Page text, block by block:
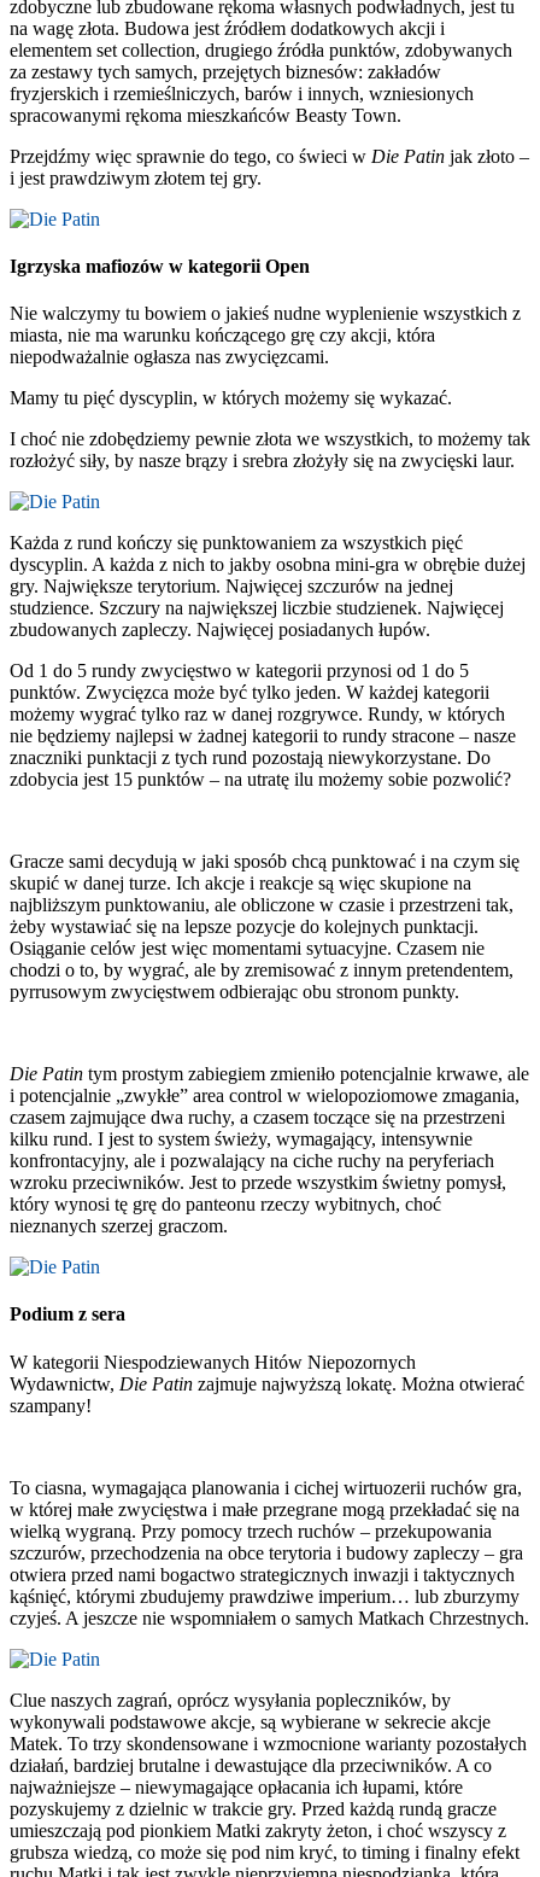
zdobyczne lub zbudowane rękoma własnych podwładnych, jest tu
na wagę złota. Budowa jest źródłem dodatkowych akcji i
elementem set collection, drugiego źródła punktów, zdobywanych
za zestawy tych samych, przejętych biznesów: zakładów
fryzjerskich i rzemieślniczych, barów i innych, wzniesionych
spracowanymi rękoma mieszkańców Beasty Town.
Przejdźmy więc sprawnie do tego, co świeci w Die Patin jak złoto –
i jest prawdziwym złotem tej gry.
Igrzyska mafiozów w kategorii Open
Nie walczymy tu bowiem o jakieś nudne wyplenienie wszystkich z
miasta, nie ma warunku kończącego grę czy akcji, która
niepodważalnie ogłasza nas zwycięzcami.
Mamy tu pięć dyscyplin, w których możemy się wykazać.
I choć nie zdobędziemy pewnie złota we wszystkich, to możemy tak
rozłożyć siły, by nasze brązy i srebra złożyły się na zwycięski laur.
Każda z rund kończy się punktowaniem za wszystkich pięć
dyscyplin. A każda z nich to jakby osobna mini-gra w obrębie dużej
gry. Największe terytorium. Najwięcej szczurów na jednej
studzience. Szczury na największej liczbie studzienek. Najwięcej
zbudowanych zapleczy. Najwięcej posiadanych łupów.
Od 1 do 5 rundy zwycięstwo w kategorii przynosi od 1 do 5
punktów. Zwycięzca może być tylko jeden. W każdej kategorii
możemy wygrać tylko raz w danej rozgrywce. Rundy, w których
nie będziemy najlepsi w żadnej kategorii to rundy stracone – nasze
znaczniki punktacji z tych rund pozostają niewykorzystane. Do
zdobycia jest 15 punktów – na utratę ilu możemy sobie pozwolić?
Gracze sami decydują w jaki sposób chcą punktować i na czym się
skupić w danej turze. Ich akcje i reakcje są więc skupione na
najbliższym punktowaniu, ale obliczone w czasie i przestrzeni tak,
żeby wystawiać się na lepsze pozycje do kolejnych punktacji.
Osiąganie celów jest więc momentami sytuacyjne. Czasem nie
chodzi o to, by wygrać, ale by zremisować z innym pretendentem,
pyrrusowym zwycięstwem odbierając obu stronom punkty.
Die Patin tym prostym zabiegiem zmieniło potencjalnie krwawe, ale
i potencjalnie „zwykłe” area control w wielopoziomowe zmagania,
czasem zajmujące dwa ruchy, a czasem toczące się na przestrzeni
kilku rund. I jest to system świeży, wymagający, intensywnie
konfrontacyjny, ale i pozwalający na ciche ruchy na peryferiach
wzroku przeciwników. Jest to przede wszystkim świetny pomysł,
który wynosi tę grę do panteonu rzeczy wybitnych, choć
nieznanych szerzej graczom.
Podium z sera
W kategorii Niespodziewanych Hitów Niepozornych
Wydawnictw, Die Patin zajmuje najwyższą lokatę. Można otwierać
szampany!
To ciasna, wymagająca planowania i cichej wirtuozerii ruchów gra,
w której małe zwycięstwa i małe przegrane mogą przekładać się na
wielką wygraną. Przy pomocy trzech ruchów – przekupowania
szczurów, przechodzenia na obce terytoria i budowy zapleczy – gra
otwiera przed nami bogactwo strategicznych inwazji i taktycznych
kąśnięć, którymi zbudujemy prawdziwe imperium… lub zburzymy
czyjeś. A jeszcze nie wspomniałem o samych Matkach Chrzestnych.
Clue naszych zagrań, oprócz wysyłania popleczników, by
wykonywali podstawowe akcje, są wybierane w sekrecie akcje
Matek. To trzy skondensowane i wzmocnione warianty pozostałych
działań, bardziej brutalne i dewastujące dla przeciwników. A co
najważniejsze – niewymagające opłacania ich łupami, które
pozyskujemy z dzielnic w trakcie gry. Przed każdą rundą gracze
umieszczają pod pionkiem Matki zakryty żeton, i choć wszyscy z
grubsza wiedzą, co może się pod nim kryć, to timing i finalny efekt